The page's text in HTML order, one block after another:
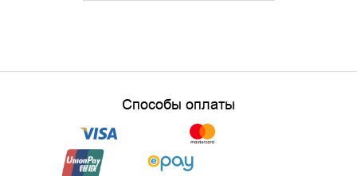
Способы оплаты